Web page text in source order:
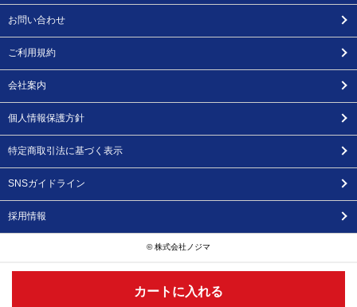
カートに入れる
お問い合わせ
ご利用規約
会社案内
個人情報保護方針
特定商取引法に基づく表示
SNSガイドライン
採用情報
© 株式会社ノジマ